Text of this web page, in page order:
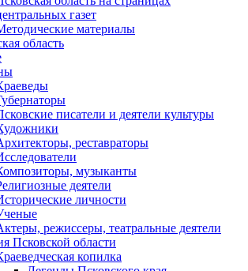
газет
материалы
область
писатели и деятели культуры
реставраторы
музыканты
деятели
личности
режиссеры, театральные деятели
Псковской области
копилка